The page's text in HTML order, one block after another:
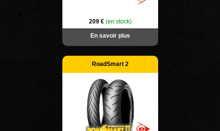
209 € (en stock)
En savoir plus
RoadSmart 2